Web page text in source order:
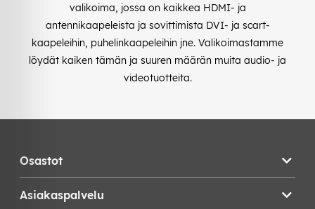
valikoima, jossa on kaikkea HDMI- ja
antennikaapeleista ja sovittimista DVI- ja scart-
kaapeleihin, puhelinkaapeleihin jne. Valikoimastamme
löydät kaiken tämän ja suuren määrän muita audio- ja
videotuotteita.
Osastot
Asiakaspalvelu